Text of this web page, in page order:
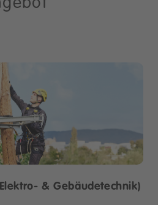
& Gebäudetechnik)